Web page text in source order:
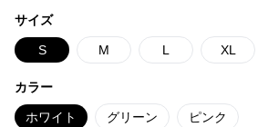
サイズ
S M L XL
カラー
ホワイト グリーン ピンク